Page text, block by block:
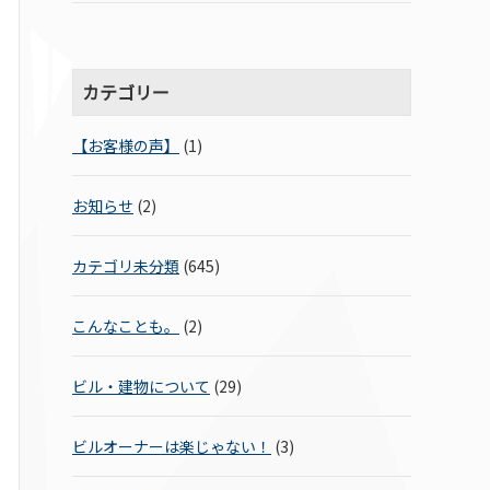
カテゴリー
【お客様の声】 (1)
お知らせ (2)
カテゴリ未分類 (645)
こんなことも。 (2)
ビル・建物について (29)
ビルオーナーは楽じゃない！ (3)